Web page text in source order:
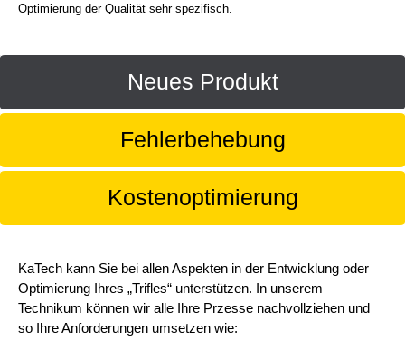
Optimierung der Qualität sehr spezifisch.
Neues Produkt
Fehlerbehebung
Kostenoptimierung
KaTech kann Sie bei allen Aspekten in der Entwicklung oder
Optimierung Ihres „Trifles“ unterstützen. In unserem
Technikum können wir alle Ihre Przesse nachvollziehen und
so Ihre Anforderungen umsetzen wie: